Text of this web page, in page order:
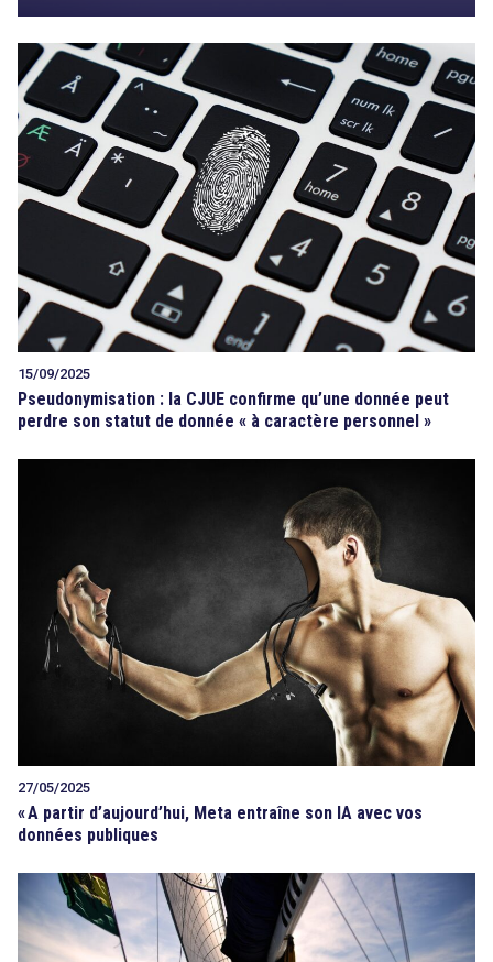
15/09/2025
Pseudonymisation : la CJUE confirme qu’une donnée peut
perdre son statut de donnée « à caractère personnel »
27/05/2025
«A partir d’aujourd’hui, Meta entraîne son IA avec vos
données publiques